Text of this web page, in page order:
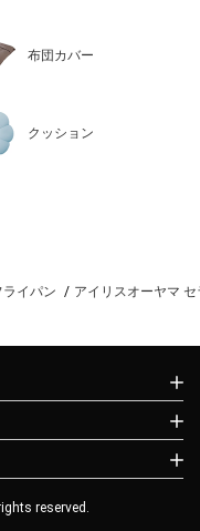
布団カバー
クッション
ライパン アイリスオーヤマ
reserved.